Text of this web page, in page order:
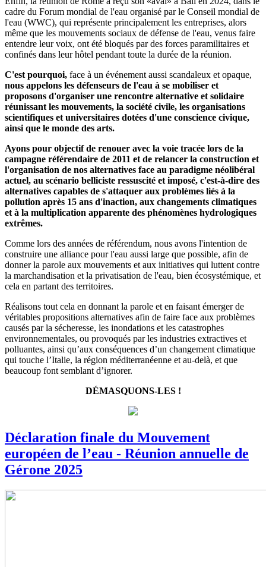
cadre du Forum mondial de l'eau organisé par le Conseil mondial de
l'eau (WWC), qui représente principalement les entreprises, alors
même que les mouvements sociaux de défense de l'eau, venus faire
entendre leur voix, ont été bloqués par des forces paramilitaires et
confinés dans leur hôtel pendant toute la durée de la réunion.
C'est pourquoi, face à un événement aussi scandaleux et opaque,
nous appelons les défenseurs de l'eau à se mobiliser et
proposons d'organiser une rencontre alternative et solidaire
réunissant les mouvements, la société civile, les organisations
scientifiques et universitaires dotées d'une conscience civique,
ainsi que le monde des arts.
Ayons pour objectif de renouer avec la voie tracée lors de la
campagne référendaire de 2011 et de relancer la construction et
l'organisation de nos alternatives face au paradigme néolibéral
actuel, au scénario belliciste ressuscité et imposé, c'est-à-dire des
alternatives capables de s'attaquer aux problèmes liés à la
pollution après 15 ans d'inaction, aux changements climatiques
et à la multiplication apparente des phénomènes hydrologiques
extrêmes.
Comme lors des années de référendum, nous avons l'intention de
construire une alliance pour l'eau aussi large que possible, afin de
donner la parole aux mouvements et aux initiatives qui luttent contre
la marchandisation et la privatisation de l'eau, bien écosystémique, et
cela en partant des territoires.
Réalisons tout cela en donnant la parole et en faisant émerger de
véritables propositions alternatives afin de faire face aux problèmes
causés par la sécheresse, les inondations et les catastrophes
environnementales, ou provoqués par les industries extractives et
polluantes, ainsi qu’aux conséquences d’un changement climatique
qui touche l’Italie, la région méditerranéenne et au-delà, et que
beaucoup font semblant d’ignorer.
DÉMASQUONS-LES !
Déclaration finale du Mouvement
européen de l’eau - Réunion annuelle de
Gérone 2025